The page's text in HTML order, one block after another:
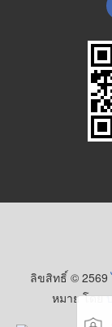
ลิขสิทธิ์ © 2569
หมาย โดย